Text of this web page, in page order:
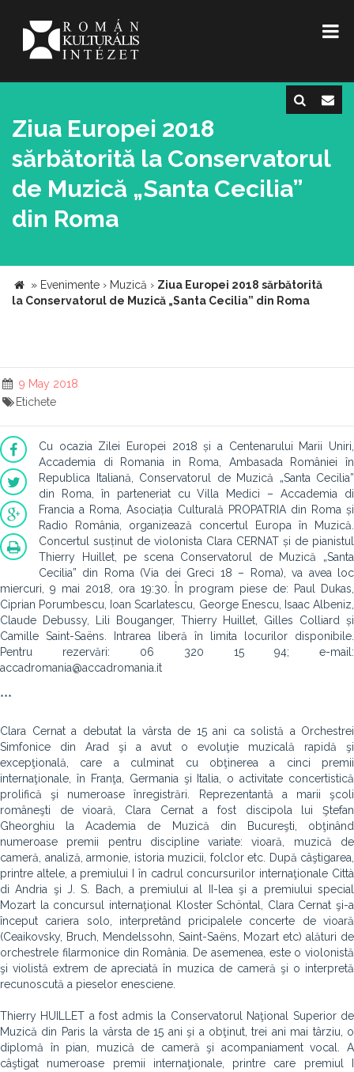
Ziua Europei 2018
sărbătorită la Conservatorul
de Muzică „Santa Cecilia”
din Roma
» Evenimente › Muzică › Ziua Europei 2018 sărbătorită
la Conservatorul de Muzică „Santa Cecilia” din Roma
9 May 2018
Etichete
Cu ocazia Zilei Europei 2018 și a Centenarului Marii Uniri,
Accademia di Romania in Roma, Ambasada României în
Republica Italiană, Conservatorul de Muzică „Santa Cecilia”
din Roma, în parteneriat cu Villa Medici – Accademia di
Francia a Roma, Asociația Culturală PROPATRIA din Roma și
Radio România, organizează concertul Europa în Muzică.
Concertul susținut de violonista Clara CERNAT și de pianistul
Thierry Huillet, pe scena Conservatorul de Muzică „Santa
Cecilia” din Roma (Via dei Greci 18 – Roma), va avea loc
miercuri, 9 mai 2018, ora 19:30. În program piese de: Paul Dukas,
Ciprian Porumbescu, Ioan Scarlatescu, George Enescu, Isaac Albeniz,
Claude Debussy, Lili Bouganger, Thierry Huillet, Gilles Colliard și
Camille Saint-Saëns. Intrarea liberă în limita locurilor disponibile.
Pentru rezervări: 06 320 15 94; e-mail:
accadromania@accadromania.it
***
Clara Cernat a debutat la vârsta de 15 ani ca solistă a Orchestrei
Simfonice din Arad şi a avut o evoluţie muzicală rapidă şi
excepţională, care a culminat cu obţinerea a cinci premii
internaţionale, în Franţa, Germania şi Italia, o activitate concertistică
prolifică şi numeroase înregistrări. Reprezentantă a marii şcoli
româneşti de vioară, Clara Cernat a fost discipola lui Ştefan
Gheorghiu la Academia de Muzică din Bucureşti, obţinând
numeroase premii pentru discipline variate: vioară, muzică de
cameră, analiză, armonie, istoria muzicii, folclor etc. După câştigarea,
printre altele, a premiului I în cadrul concursurilor internaţionale Città
di Andria şi J. S. Bach, a premiului al II-lea şi a premiului special
Mozart la concursul internaţional Kloster Schöntal, Clara Cernat şi-a
început cariera solo, interpretând pricipalele concerte de vioară
(Ceaikovsky, Bruch, Mendelssohn, Saint-Saëns, Mozart etc) alături de
orchestrele filarmonice din România. De asemenea, este o violonistă
şi violistă extrem de apreciată în muzica de cameră şi o interpretă
recunoscută a pieselor enesciene.
Thierry HUILLET a fost admis la Conservatorul Naţional Superior de
Muzică din Paris la vârsta de 15 ani şi a obţinut, trei ani mai târziu, o
diplomă în pian, muzică de cameră şi acompaniament vocal. A
câştigat numeroase premii internaţionale, printre care premiul I